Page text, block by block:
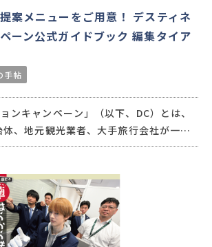
案メニューをご用意！ デスティネ
ーン公式ガイドブック 編集タイア
手帖
ンキャンペーン」（以下、DC）とは、
、地元観光業者、大手旅行会社が一体
やエリアの観光宣伝をするキャンペー
ガイドブックを長年手がけており、対象
トや魅力を余すところなく紹介してい